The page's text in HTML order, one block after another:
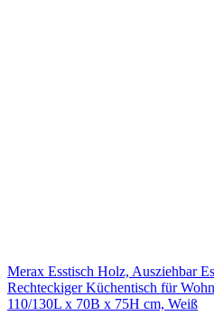
Merax Esstisch Holz, Ausziehbar
Rechteckiger Küchentisch für
110/130L x 70B x 75H cm, Weiß